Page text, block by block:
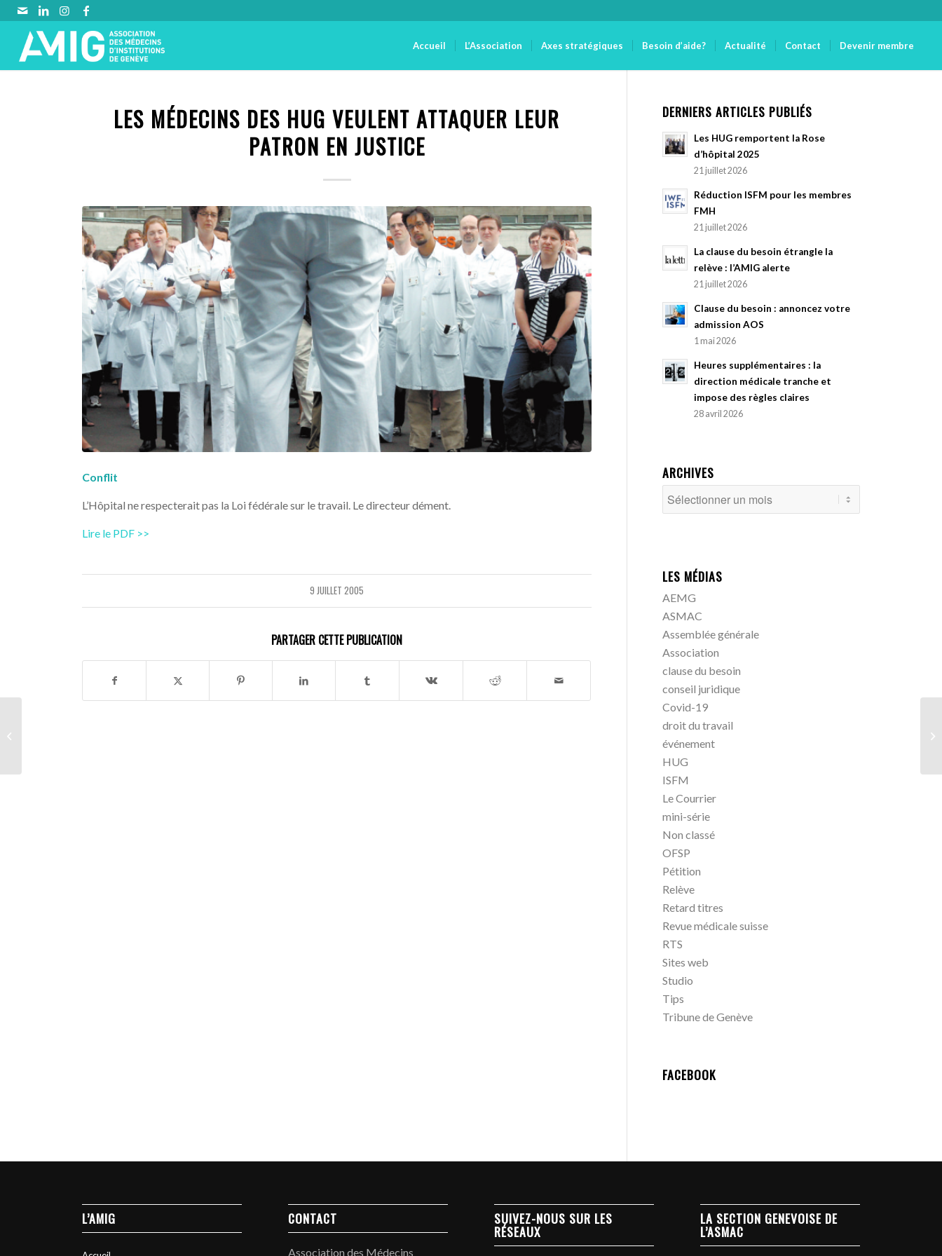
Accueil L’Association Axes stratégiques Besoin d’aide? Actualité Contact Devenir membre
LES MÉDECINS DES HUG VEULENT ATTAQUER LEUR
PATRON EN JUSTICE
Conflit
L’Hôpital ne respecterait pas la Loi fédérale sur le travail. Le directeur dément.
Lire le PDF >>
9 JUILLET 2005
PARTAGER CETTE PUBLICATION
DERNIERS ARTICLES PUBLIÉS
Les HUG remportent la Rose
d’hôpital 2025
21 juillet 2026
Réduction ISFM pour les membres
FMH
21 juillet 2026
La clause du besoin étrangle la
relève : l’AMIG alerte
21 juillet 2026
Clause du besoin : annoncez votre
admission AOS
1 mai 2026
Heures supplémentaires : la
direction médicale tranche et
impose des règles claires
28 avril 2026
ARCHIVES
LES MÉDIAS
AEMG
ASMAC
Assemblée générale
Association
clause du besoin
conseil juridique
Covid-19
droit du travail
événement
HUG
ISFM
Le Courrier
mini-série
Non classé
OFSP
Pétition
Relève
Retard titres
Revue médicale suisse
RTS
Sites web
Studio
Tips
Tribune de Genève
FACEBOOK
L’AMIG CONTACT
Association des Médecins
SUIVEZ-NOUS SUR LES
RÉSEAUX
LA SECTION GENEVOISE DE
L’ASMAC